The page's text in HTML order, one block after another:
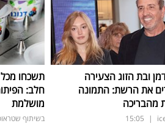
ובת הזוג הצעירה
את הרשת: התמונה
מהבריכה
|
15:05
תשכחו
חלב:
מושלמת
בשיתוף